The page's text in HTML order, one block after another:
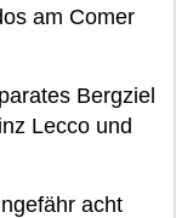
am Comer
Bergziel
Lecco und
acht